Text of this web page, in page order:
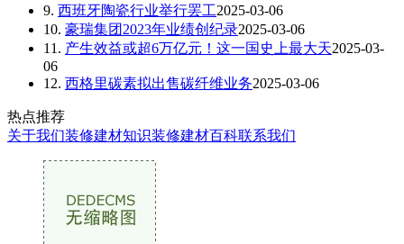
9. 西班牙陶瓷行业举行罢工2025-03-06
10. 豪瑞集团2023年业绩创纪录2025-03-06
11. 产生效益或超6万亿元！这一国史上最大天2025-03-
06
12. 西格里碳素拟出售碳纤维业务2025-03-06
热点推荐
关于我们装修建材知识装修建材百科联系我们